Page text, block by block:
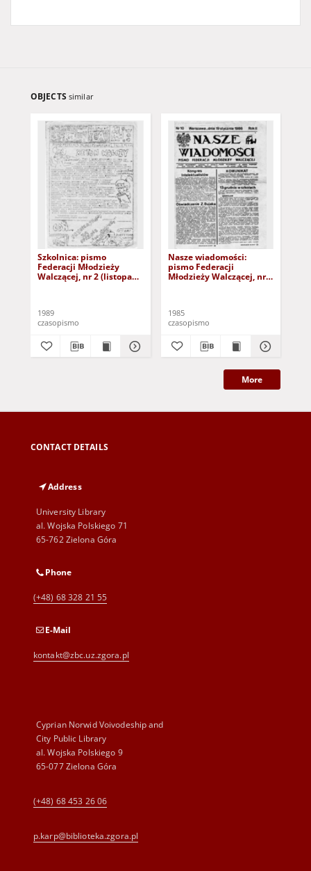
OBJECTS similar
Szkolnica: pismo
Federacji Młodzieży
Walczącej, nr 2 (listopad
1989
czasopismo
Nasze wiadomości:
pismo Federacji
Młodzieży Walczącej, nr 1
1985
czasopismo
More
CONTACT DETAILS
Address
University Library
al. Wojska Polskiego 71
65-762 Zielona Góra
Phone
(+48) 68 328 21 55
E-Mail
kontakt@zbc.uz.zgora.pl
Cyprian Norwid Voivodeship and
City Public Library
al. Wojska Polskiego 9
65-077 Zielona Góra
(+48) 68 453 26 06
p.karp@biblioteka.zgora.pl